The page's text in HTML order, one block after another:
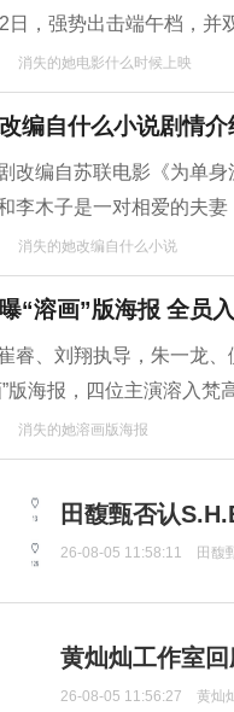
日，强势出击端午档，并
消失的她电影什么时候上映
改编自什么小说剧情
改编自苏联电影《为单
李木子是一对相爱的夫
消失的她改编自什么小说
“溶画”版海报 全员
睿、刘翔执导，朱一龙
”版海报，四位主演溶入梵
消失的她溶画版海报
田馥甄否认
26-08-05 11:58:11 田馥
黄灿灿工作室
26-08-05 11:56:27 黄灿